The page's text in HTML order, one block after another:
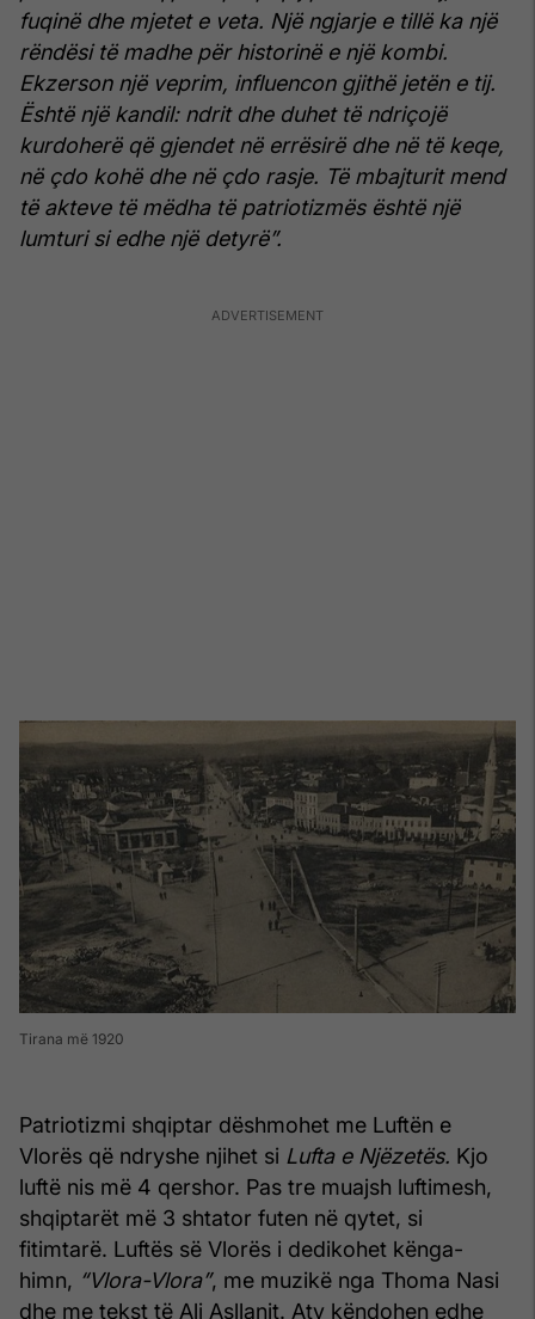
fuqinë dhe mjetet e veta. Një ngjarje e tillë ka një
rëndësi të madhe për historinë e një kombi.
Ekzerson një veprim, influencon gjithë jetën e tij.
Është një kandil: ndrit dhe duhet të ndriçojë
kurdoherë që gjendet në errësirë dhe në të keqe,
në çdo kohë dhe në çdo rasje. Të mbajturit mend
të akteve të mëdha të patriotizmës është një
lumturi si edhe një detyrë”.
Tirana më 1920
Patriotizmi shqiptar dëshmohet me Luftën e
Vlorës që ndryshe njihet si Lufta e Njëzetës. Kjo
luftë nis më 4 qershor. Pas tre muajsh luftimesh,
shqiptarët më 3 shtator futen në qytet, si
fitimtarë. Luftës së Vlorës i dedikohet kënga-
himn, “Vlora-Vlora”, me muzikë nga Thoma Nasi
dhe me tekst të Ali Asllanit. Aty këndohen edhe